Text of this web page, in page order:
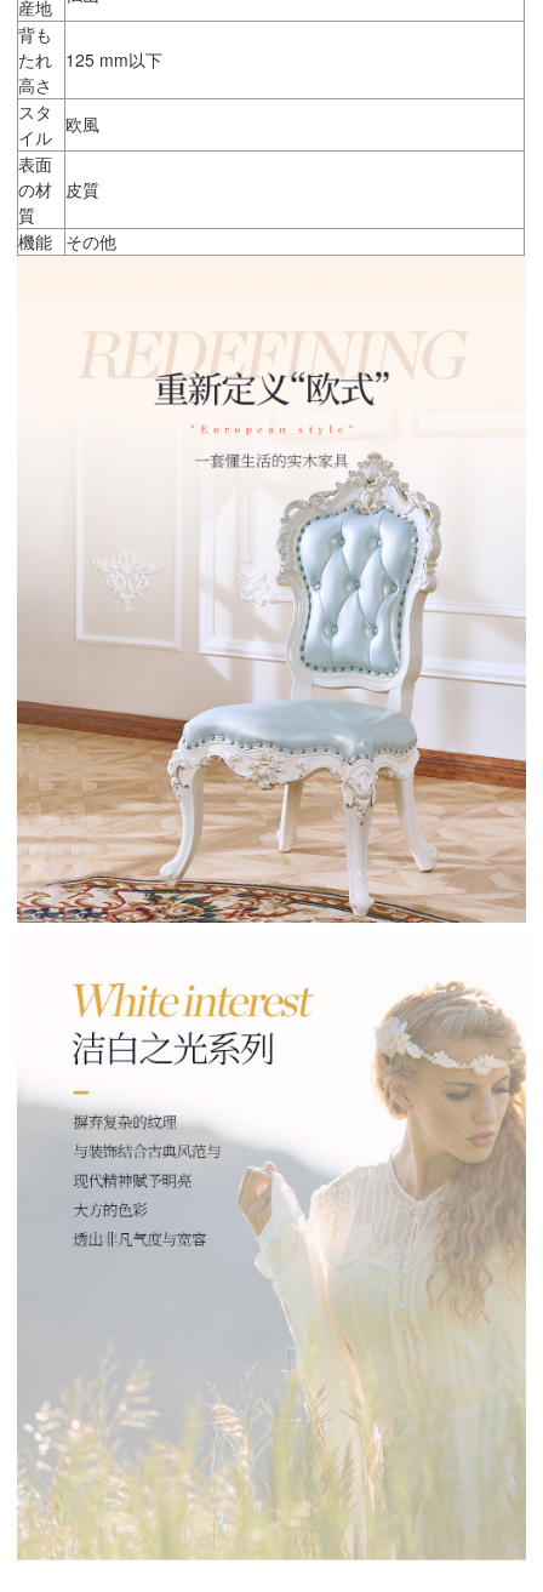
産地
背も
たれ
高さ
125 mm以下
スタ
イル
欧風
表面
の材
質
皮質
機能 その他